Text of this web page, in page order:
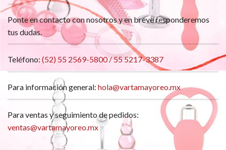
Ponte en contacto con nosotros y en breve responderemos
tus dudas.
Teléfono: (52) 55 2569-5800 / 55 5217-3387
Para información general: hola@vartamayoreo.mx
Para ventas y seguimiento de pedidos:
ventas@vartamayoreo.mx